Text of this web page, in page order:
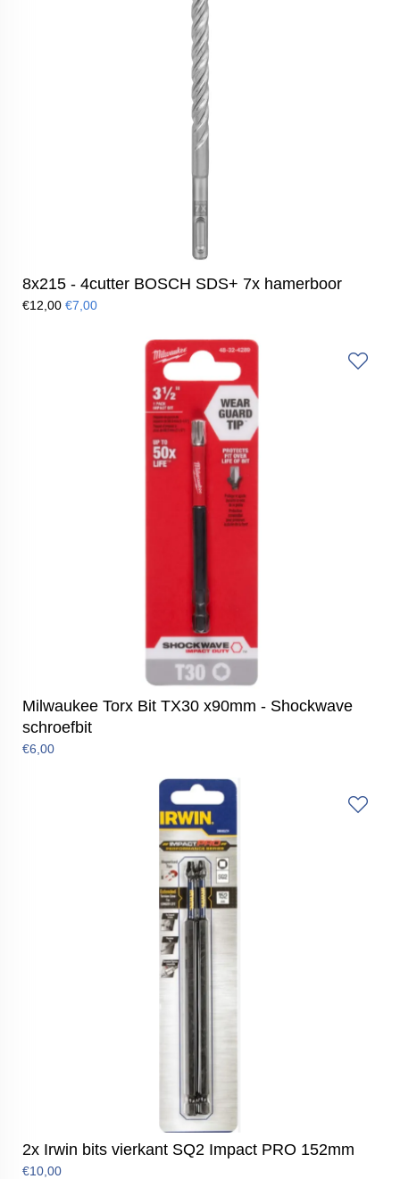
8x215 - 4cutter BOSCH SDS+ 7x hamerboor
€12,00 €7,00
Milwaukee Torx Bit TX30 x90mm - Shockwave
schroefbit
€6,00
2x Irwin bits vierkant SQ2 Impact PRO 152mm
€10,00